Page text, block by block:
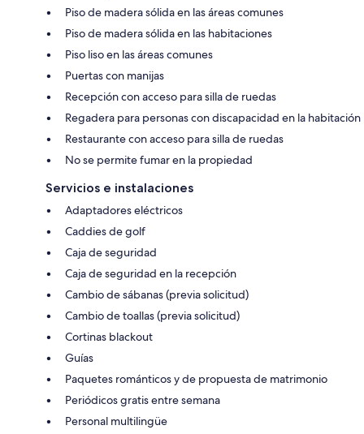
Piso de madera sólida en las áreas comunes
Piso de madera sólida en las habitaciones
Piso liso en las áreas comunes
Puertas con manijas
Recepción con acceso para silla de ruedas
Regadera para personas con discapacidad en la habitación
Restaurante con acceso para silla de ruedas
No se permite fumar en la propiedad
Servicios e instalaciones
Adaptadores eléctricos
Caddies de golf
Caja de seguridad
Caja de seguridad en la recepción
Cambio de sábanas (previa solicitud)
Cambio de toallas (previa solicitud)
Cortinas blackout
Guías
Paquetes románticos y de propuesta de matrimonio
Periódicos gratis entre semana
Personal multilingüe